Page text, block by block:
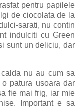
pentru papilele
de ciocolata de la
sarati, nu contin
indulciti cu Green
sunt un deliciu, dar
nu au cum sa
patura usoara dar
fie mai frig, iar mie
Important e sa